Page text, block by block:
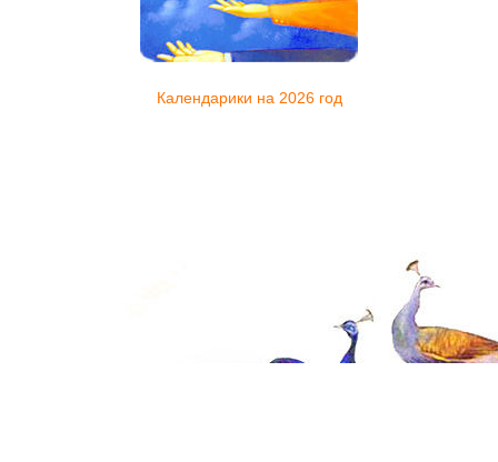
Календарики на 2026 год